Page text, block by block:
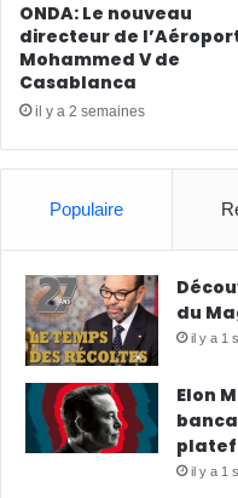
ONDA: Le nouveau
directeur de
Mohammed V de
Casablanca
il y a 2 semaines
Populaire
du
il y a 1
Elon
il y a 1